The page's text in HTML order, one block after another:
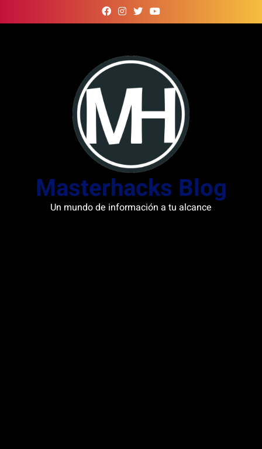
to
Masterhacks Blog
Un mundo de información a tu alcance